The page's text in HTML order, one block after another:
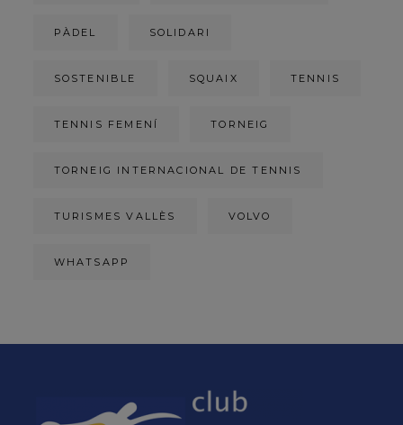
PÀDEL SOLIDARI
SOSTENIBLE SQUAIX TENNIS
TENNIS FEMENÍ TORNEIG
TORNEIG INTERNACIONAL DE TENNIS
TURISMES VALLÈS VOLVO
WHATSAPP